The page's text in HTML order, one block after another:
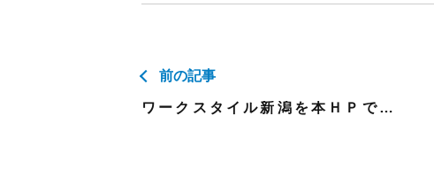
前の記事
ワークスタイル新潟を本ＨＰでも公開致します